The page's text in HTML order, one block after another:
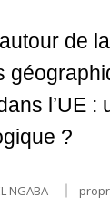
de
l’UE :
?
NGABA